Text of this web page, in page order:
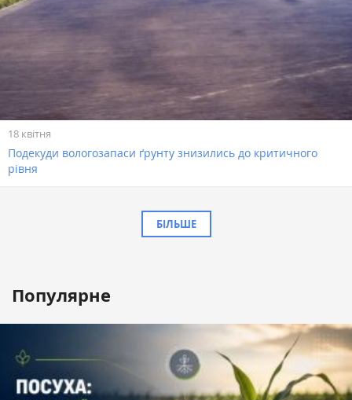
18 квітня
Подекуди вологозапаси ґрунту знизились до критичного
рівня
БІЛЬШЕ
Популярне